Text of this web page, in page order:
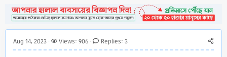
d
s
d
a
Aug 14, 2023 Views: 906 Replies: 3